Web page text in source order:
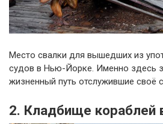
Место свалки для вышедших из
судов в Нью-Йорке. Именно здесь
жизненный путь отслужившие своё
2. Кладбище кораблей